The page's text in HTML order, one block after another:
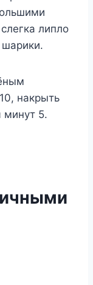
липло
шарики.
накрыть
минут 5.